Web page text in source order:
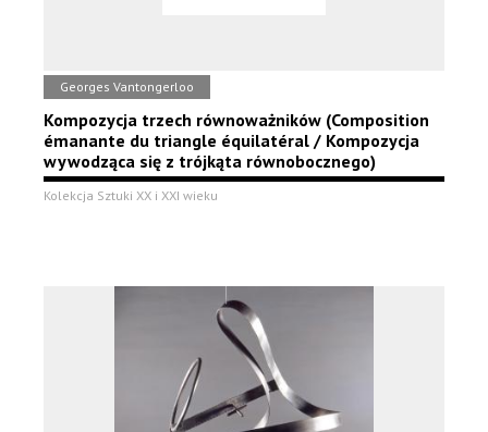
Georges Vantongerloo
Kompozycja trzech równoważników (Composition
émanante du triangle équilatéral / Kompozycja
wywodząca się z trójkąta równobocznego)
Kolekcja Sztuki XX i XXI wieku